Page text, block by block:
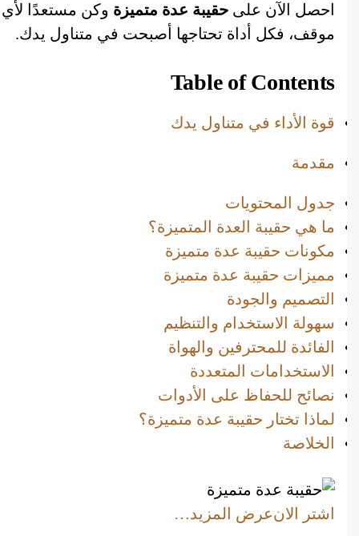
احصل الآن على حقيبة عدة متميزة وكن مستعدًا لأي
موقف، فكل أداة تحتاجها أصبحت في متناول يدك.
Table of Contents
قوة الأداء في متناول يدك
مقدمة
جدول المحتويات
ما هي حقيبة العدة المتميزة؟
مكونات حقيبة عدة متميزة
مميزات حقيبة عدة متميزة
التصميم والجودة
سهولة الاستخدام والتنظيم
الفائدة للمحترفين والهواة
الاستخدامات المتعددة
نصائح للحفاظ على الأدوات
لماذا تختار حقيبة عدة متميزة؟
الخلاصة
اشتر الانعرض المزيد…